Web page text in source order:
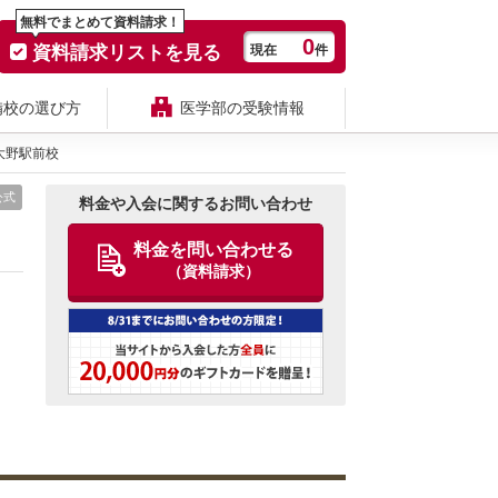
無料でまとめて資料請求！
資料請求リストを見る 現在 0件
の選び方 医学部の受験情報
野駅前校
式 料金や入会に関するお問い合わせ
料金を問い合わせる
（資料請求）